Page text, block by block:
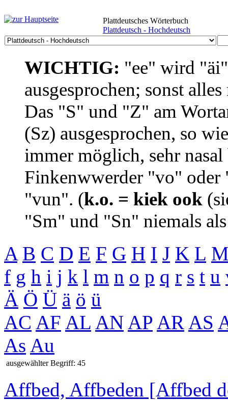
Plattdeutsches Wörterbuch
Plattdeutsch - Hochdeutsch
WICHTIG: "ee" wird
ausgesprochen; sonst
Das "S" und "Z" am
(Sz) ausgesprochen, so
immer möglich, sehr
Finkenwwerder "vo"
"vun". (k.o. = kiek ook
"Sm" und "Sn" niemals
A B C D E F G H I J K L
f g h i j k l m n o p q r s t u
Ä Ö Ü ä ö ü
AC AF AL AN AP AR AS
As Au
ausgewählter Begriff: 45
Affbed, Affbeden [Affbed